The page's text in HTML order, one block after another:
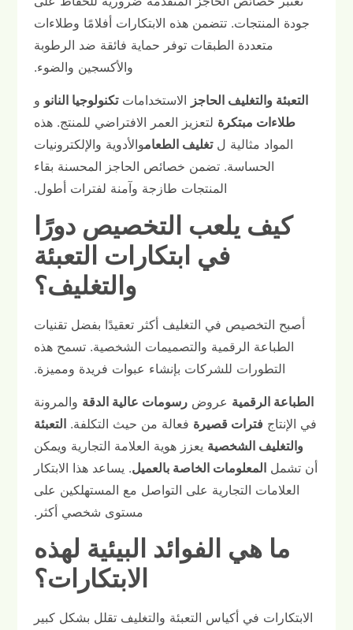
جودة المنتجات. تتضمن هذه الابتكارات أفلامًا وطلاءات
متعددة الطبقات توفر حماية فائقة ضد الرطوبة
والأكسجين والضوء.
التعبئة والتغليف الحاجز الاستخداماتتكنولوجيا النانو و
طلاءات مبتكرة لتعزيز العمر الافتراضي للمنتج. هذه
المواد مثالية لتغليف الطعاموالأدوية والإلكترونيات
الحساسة. تضمن خصائص الحاجز المحسنة بقاء
المنتجات طازجة وآمنة لفترات أطول.
كيف يلعب التخصيص دورًا
في ابتكارات التعبئة
والتغليف؟
أصبح التخصيص في التغليف أكثر تعقيدًا بفضل تقنيات
الطباعة الرقمية والتصميمات الشخصية. تسمح هذه
التطورات للشركات بإنشاء عبوات فريدة ومميزة.
الطباعة الرقمية عروضرسومات عالية الدقة والمرونة
في الإنتاج فترات قصيرة فعالة من حيث التكلفة.التعبئة
والتغليف الشخصية يعزز هوية العلامة التجارية ويمكن
أن تشملالمعلومات الخاصة بالعميل. يساعد هذا الابتكار
العلامات التجارية على التواصل مع المستهلكين على
مستوى شخصي أكثر.
ما هي الفوائد البيئية لهذه
الابتكارات؟
الابتكارات في أكياس التعبئة والتغليف تقلل بشكل كبير